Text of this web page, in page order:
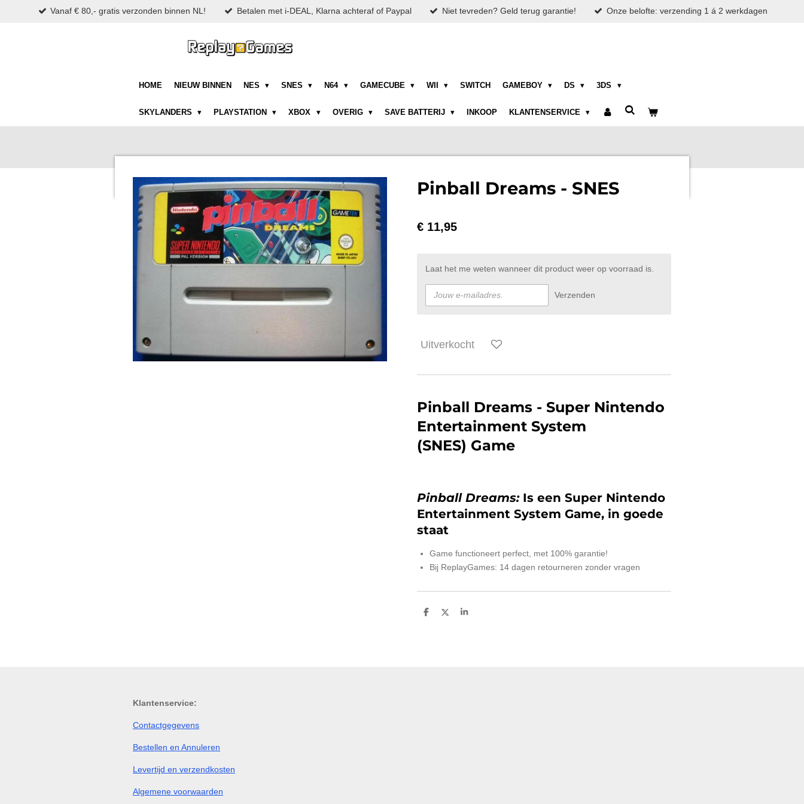
Vanaf € 80,- gratis verzonden binnen NL! Betalen met i-DEAL, Klarna achteraf of Paypal Niet tevreden? Geld terug garantie! Onze belofte: verzending 1 á 2 werkdagen
HOME NIEUW BINNEN NES SNES N64 GAMECUBE WII SWITCH GAMEBOY DS 3DS
SKYLANDERS PLAYSTATION XBOX OVERIG SAVE BATTERIJ INKOOP KLANTENSERVICE
Pinball Dreams - SNES
€ 11,95
Laat het me weten wanneer dit product weer op voorraad is.
Verzenden
Uitverkocht
Pinball Dreams - Super Nintendo
Entertainment System
(SNES) Game
Pinball Dreams: Is een Super Nintendo
Entertainment System Game, in goede
staat
Game functioneert perfect, met 100% garantie!
Bij ReplayGames: 14 dagen retourneren zonder vragen
D
D
S
Klantenservice:
Contactgegevens
Bestellen en Annuleren
Levertijd en verzendkosten
Algemene voorwaarden